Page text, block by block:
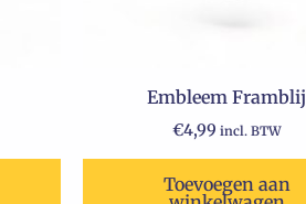
Embleem Framblij
€4,99 incl. BTW
Toevoegen aan